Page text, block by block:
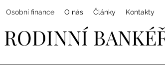
Osobní finance O nás Články Kontakty
RODINNÍ